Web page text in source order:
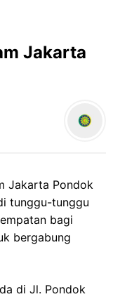
Jakarta
Jakarta Pondok
tunggu-tunggu
bagi
bergabung
di Jl. Pondok